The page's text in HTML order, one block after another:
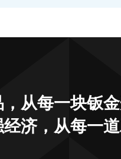
从每一块钣
济，从每一